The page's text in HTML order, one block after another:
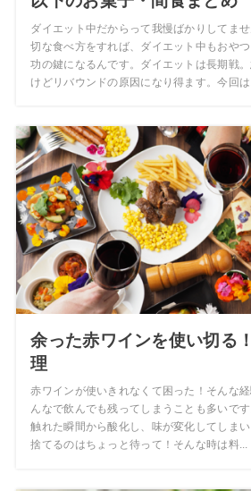
ダイエット中だからって我慢ばかりしてま
切な食べ方をすれば、ダイエット中もおや
功の鍵になるんです。ダイエットは長期戦
けどリバウンドの原因になり得ます。今回は
余った赤ワインを使い切る
理
赤ワインが使いきれなくて困った！そんな
んなで飲んでも残ってしまうことも多いで
触れた瞬間から酸化し、味が変化してしま
捨てるのはちょっと待って！そんな時は料...